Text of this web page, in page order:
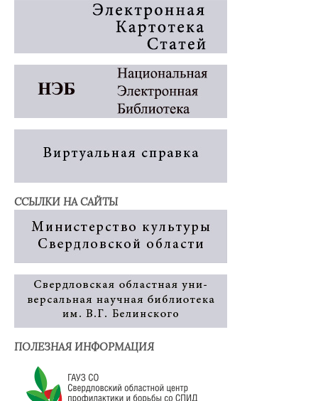
ССЫЛКИ НА САЙТЫ
ПОЛЕЗНАЯ ИНФОРМАЦИЯ